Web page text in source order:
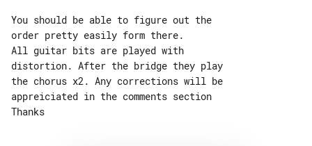
You should be able to figure out the
order pretty easily form there.
All guitar bits are played with
distortion. After the bridge they play
the chorus x2. Any corrections will be
appreiciated in the comments section